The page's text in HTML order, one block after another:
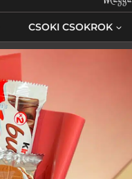
CSOKI CSOKROK